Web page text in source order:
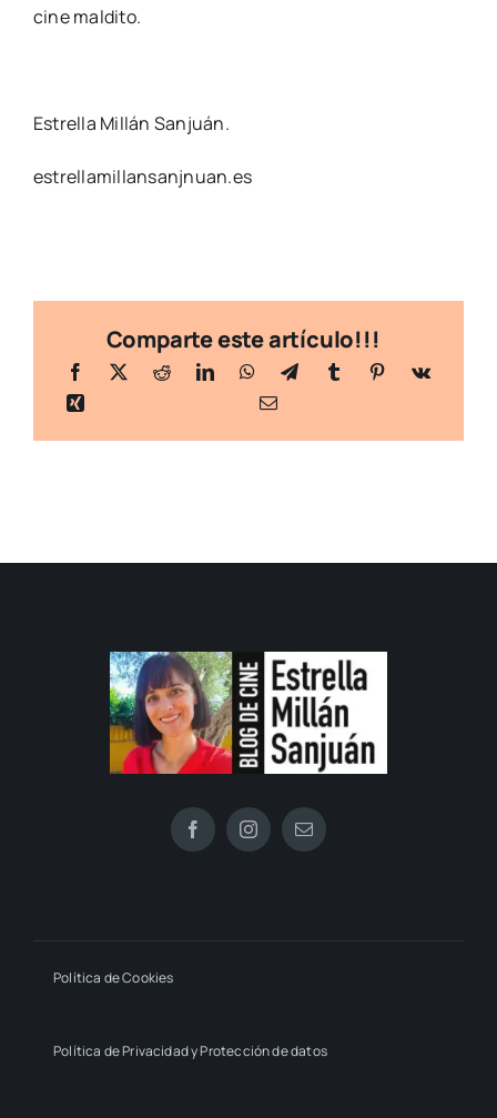
cine maldito.
Estrella Millán Sanjuán.
estrellamillansanjnuan.es
Comparte este artículo!!!
Política de Cookies
Política de Privacidad y Protección de datos